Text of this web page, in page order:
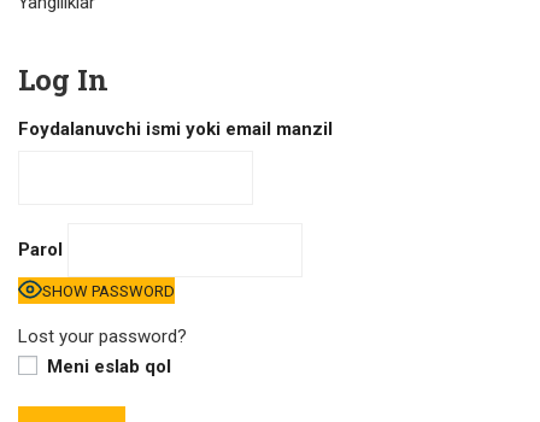
Log In
Foydalanuvchi ismi yoki email manzil
Parol
SHOW PASSWORD
Lost your password?
Meni eslab qol